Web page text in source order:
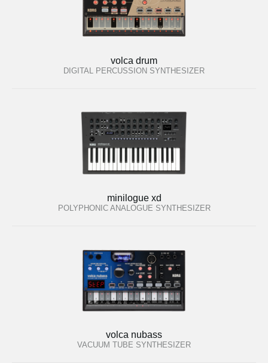
volca drum
DIGITAL PERCUSSION SYNTHESIZER
minilogue xd
POLYPHONIC ANALOGUE SYNTHESIZER
volca nubass
VACUUM TUBE SYNTHESIZER